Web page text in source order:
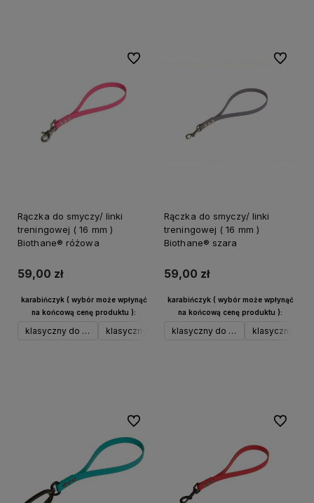
Rączka do smyczy/ linki
treningowej ( 16 mm )
Biothane® różowa
59,00 zł
karabińczyk ( wybór może wpłynąć
na końcową cenę produktu ):
klasyczny do 17 kg srebrnyklasyczny do 17 kg czarnyklasyczny do 17 kg neoklasyczny
Do ulubionych
Rączka do smyczy/ linki
treningowej ( 16 mm )
Biothane® szara
59,00 zł
karabińczyk ( wybór może wpłynąć
na końcową cenę produktu ):
klasyczny do 17 kg srebrny
klasyczny do
Do
Do ulubionych Do